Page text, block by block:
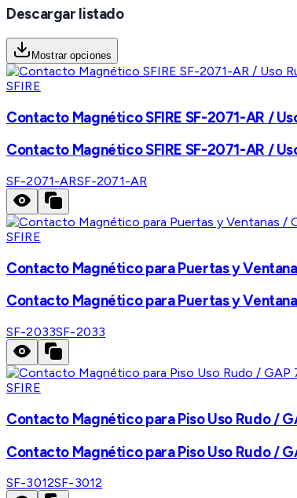
Descargar listado
Mostrar opciones
SFIRE
Contacto Magnético SFIRE SF-2071-AR /
Contacto Magnético SFIRE SF-2071-AR /
SF-2071-ARSF-2071-AR
SFIRE
Contacto Magnético para Puertas y
Contacto Magnético para Puertas y
SF-2033SF-2033
SFIRE
Contacto Magnético para Piso Uso Rudo /
Contacto Magnético para Piso Uso Rudo /
SF-3012SF-3012